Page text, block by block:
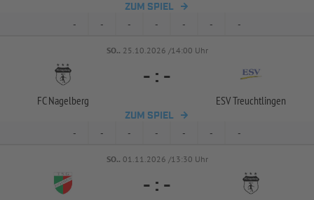
ZUM SPIEL
- - - - - - -
SO.. 25.10.2026 /14:00 Uhr
FC Nagelberg
- : -
ESV Treuchtlingen
ZUM SPIEL
- - - - - - -
SO.. 01.11.2026 /13:30 Uhr
- : -